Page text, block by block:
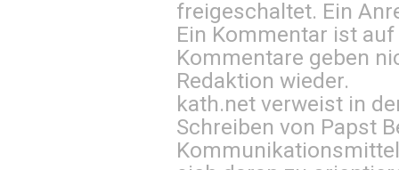
freigeschaltet. Ein
Ein Kommentar ist
Kommentare geben
Redaktion wieder.
kath.net verweist in
Schreiben von Papst